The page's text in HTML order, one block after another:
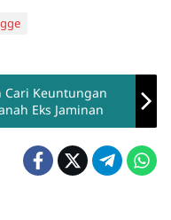
Cari Keuntungan
Eks Jaminan